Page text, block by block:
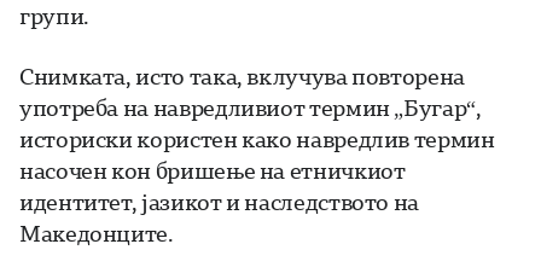
групи.
Снимката, исто така, вклучува повторена
употреба на навредливиот термин „Бугар“,
историски користен како навредлив термин
насочен кон бришење на етничкиот
идентитет, јазикот и наследството на
Македонците.